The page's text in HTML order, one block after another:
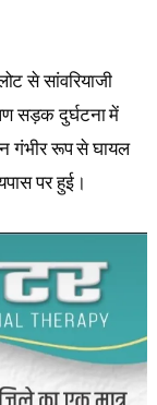
से सांवरियाजी
सड़क दुर्घटना में
गंभीर रूप से घायल
पर हुई।